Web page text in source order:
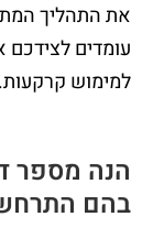
את התהליך
עומדים
למימוש קרקעות.
הנה מספר
בהם התרחש